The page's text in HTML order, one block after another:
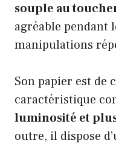
souple au
agréable pendant
manipulations
Son papier est de
caractéristique
luminosité et
outre, il dispose